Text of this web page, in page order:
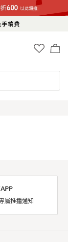
屬推播通知